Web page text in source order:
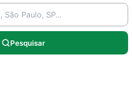
Pesquisar